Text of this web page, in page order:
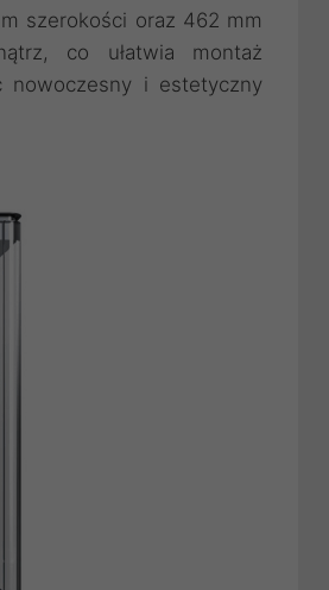
szerokości oraz 462 mm
co ułatwia montaż
nowoczesny i estetyczny